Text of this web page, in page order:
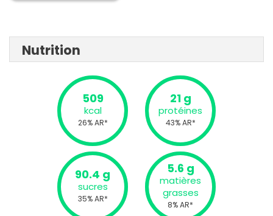
Nutrition
509
kcal
26% AR*
21 g
protéines
43% AR*
90.4 g
sucres
35% AR*
5.6 g
matières
grasses
8% AR*